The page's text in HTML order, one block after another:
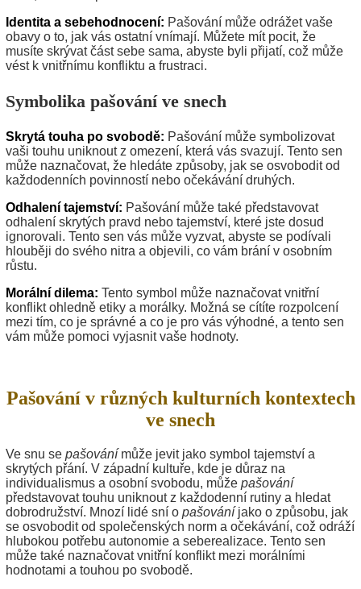
Identita a sebehodnocení: Pašování může odrážet vaše
obavy o to, jak vás ostatní vnímají. Můžete mít pocit, že
musíte skrývat část sebe sama, abyste byli přijatí, což může
vést k vnitřnímu konfliktu a frustraci.
Symbolika pašování ve snech
Skrytá touha po svobodě: Pašování může symbolizovat
vaši touhu uniknout z omezení, která vás svazují. Tento sen
může naznačovat, že hledáte způsoby, jak se osvobodit od
každodenních povinností nebo očekávání druhých.
Odhalení tajemství: Pašování může také představovat
odhalení skrytých pravd nebo tajemství, které jste dosud
ignorovali. Tento sen vás může vyzvat, abyste se podívali
hlouběji do svého nitra a objevili, co vám brání v osobním
růstu.
Morální dilema: Tento symbol může naznačovat vnitřní
konflikt ohledně etiky a morálky. Možná se cítíte rozpolcení
mezi tím, co je správné a co je pro vás výhodné, a tento sen
vám může pomoci vyjasnit vaše hodnoty.
Pašování v různých kulturních kontextech
ve snech
Ve snu se pašovánímůže jevit jako symbol tajemství a
skrytých přání. V západní kultuře, kde je důraz na
individualismus a osobní svobodu, může pašování
představovat touhu uniknout z každodenní rutiny a hledat
dobrodružství. Mnozí lidé sní o pašováníjako o způsobu, jak
se osvobodit od společenských norm a očekávání, což odráží
hlubokou potřebu autonomie a seberealizace. Tento sen
může také naznačovat vnitřní konflikt mezi morálními
hodnotami a touhou po svobodě.